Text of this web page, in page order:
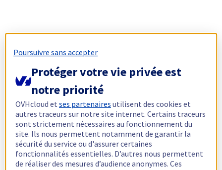
Poursuivre sans accepter
Protéger votre vie privée est
notre priorité
OVHcloud etses partenaires utilisent des cookies et
autres traceurs sur notre site internet. Certains traceurs
sont strictement nécessaires au fonctionnement du
site. Ils nous permettent notamment de garantir la
sécurité du service ou d'assurer certaines
fonctionnalités essentielles. D’autres nous permettent
de réaliser des mesures d’audience anonymes. Ces